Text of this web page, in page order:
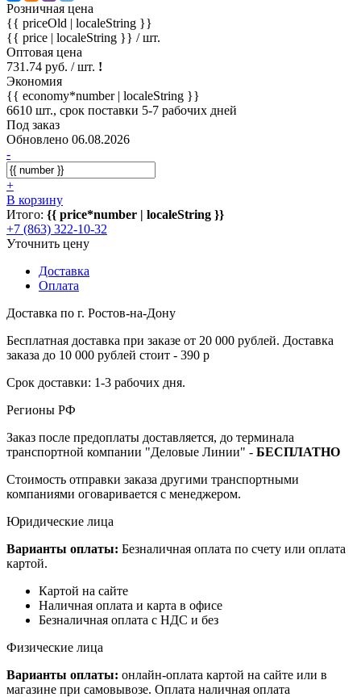
Розничная цена
{{ priceOld | localeString }}
{{ price | localeString }} / шт.
Оптовая цена
731.74 руб. / шт. !
Экономия
{{ economy*number | localeString }}
6610 шт., срок поставки 5-7 рабочих дней
Под заказ
Обновлено 06.08.2026
-
+
В корзину
Итого: {{ price*number | localeString }}
+7 (863) 322-10-32
Уточнить цену
Доставка
Оплата
Доставка по г. Ростов-на-Дону
Бесплатная доставка при заказе от 20 000 рублей. Доставка
заказа до 10 000 рублей стоит - 390 р
Срок доставки: 1-3 рабочих дня.
Регионы РФ
Заказ после предоплаты доставляется, до терминала
транспортной компании "Деловые Линии" - БЕСПЛАТНО
Стоимость отправки заказа другими транспортными
компаниями оговаривается с менеджером.
Юридические лица
Варианты оплаты: Безналичная оплата по счету или оплата
картой.
Картой на сайте
Наличная оплата и карта в офисе
Безналичная оплата с НДС и без
Физические лица
Варианты оплаты: онлайн-оплата картой на сайте или в
магазине при самовывозе. Оплата наличная оплата